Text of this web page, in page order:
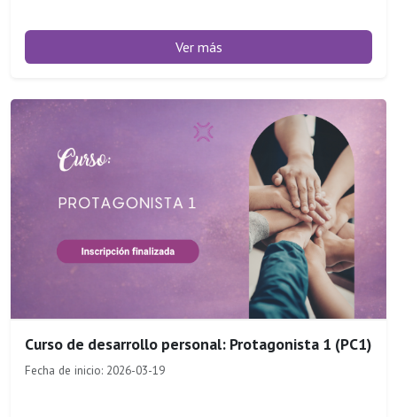
Ver más
Curso de desarrollo personal: Protagonista 1 (PC1)
Fecha de inicio: 2026-03-19